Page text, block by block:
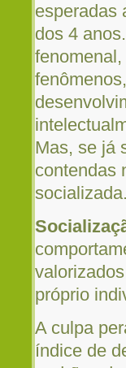
esperadas
dos 4
Mas, se já
contendas
socializada.
próprio
A culpa
índice de